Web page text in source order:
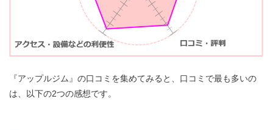
『アップルジム』の口コミを集めてみると、口コミで最も多いの
は、以下の2つの感想です。